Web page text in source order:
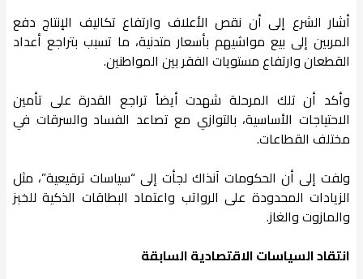
أشار الشرع إلى أن نقص الأعلاف وارتفاع تكاليف الإنتاج دفع
المربين إلى بيع مواشيهم بأسعار متدنية، ما تسبب بتراجع أعداد
القطعان وارتفاع مستويات الفقر بين المواطنين.
وأكد أن تلك المرحلة شهدت أيضاً تراجع القدرة على تأمين
الاحتياجات الأساسية، بالتوازي مع تصاعد الفساد والسرقات في
مختلف القطاعات.
ولفت إلى أن الحكومات آنذاك لجأت إلى “سياسات ترقيعية”، مثل
الزيادات المحدودة على الرواتب واعتماد البطاقات الذكية للخبز
والمازوت والغاز.
انتقاد السياسات الاقتصادية السابقة